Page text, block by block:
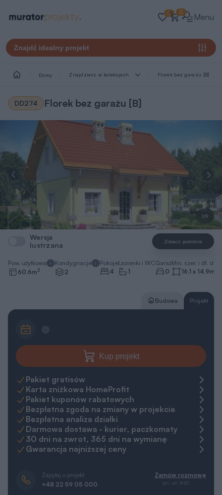
0 0 Menu
Znajdź idealny projekt
Domy Znajdziesz w kolekcjach Florek bez garażu [B]
DD274 Florek bez garażu [B]
1/9
Wersja
lustrzana
Zobacz podobne
Pow. użytkowa
60,6m2
Kondygnacje
2
Pokoje
4
Łazienki i WC
1
Garaż
0
Min. szer. i dł.
16,1 x 14,9m
Budowa Projekt
Kup projekt
Pakiet gratisów
Karta zniżkowa HomeProfit
Pakiet kuponów rabatowych
Bezpłatna zgoda na zmiany w projekcie
Bezpłatna analiza działki
Darmowa dostawa - kurier, paczkomaty
30 dni na zwrot, 365 dni na wymianę
Gwarancja najniższej ceny
Zapytaj o projekt
+48 22 59 05 000
Zamów rozmowę
pn.-pt. 8-20